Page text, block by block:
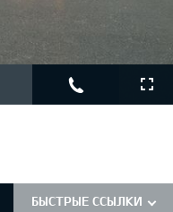
БЫСТРЫЕ ССЫЛКИ